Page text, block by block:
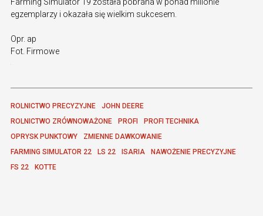
egzemplarzy i okazała się wielkim sukcesem.
Opr. ap
Fot. Firmowe
ROLNICTWO PRECYZYJNE
JOHN DEERE
ROLNICTWO ZRÓWNOWAŻONE
PROFI
PROFI TECHNIKA
OPRYSK PUNKTOWY
ZMIENNE DAWKOWANIE
FARMING SIMULATOR 22
LS 22 ISARIA
NAWOŻENIE PRECYZYJNE
FS 22
KOTTE